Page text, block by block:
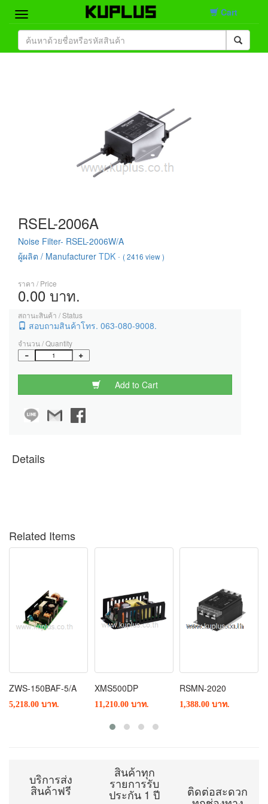
Home
Cart
RSEL-2006A
Noise Filter- RSEL-2006W/A
ผู้ผลิต / Manufacturer TDK · ( 2416 view )
ราคา / Price
0.00 บาท.
สถานะสินค้า / Status
สอบถามสินค้าโทร. 063-080-9008.
จำนวน / Quantity
Add to Cart
Details
Related Items
ZWS-150BAF-5/A
5,218.00 บาท.
XMS500DP
11,210.00 บาท.
RSMN-2020
1,388.00 บาท.
บริการส่ง
สินค้าฟรี
สินค้าทุก
รายการรับ
ประกัน 1 ปี ติดต่อสะดวก